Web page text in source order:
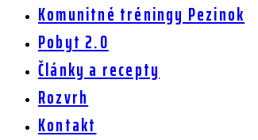
Komunitné tréningy Pezinok
Pobyt 2.0
Články a recepty
Rozvrh
Kontakt